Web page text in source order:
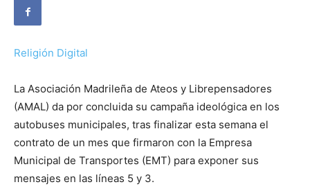
Religión Digital
La Asociación Madrileña de Ateos y Librepensadores
(AMAL) da por concluida su campaña ideológica en los
autobuses municipales, tras finalizar esta semana el
contrato de un mes que firmaron con la Empresa
Municipal de Transportes (EMT) para exponer sus
mensajes en las líneas 5 y 3.